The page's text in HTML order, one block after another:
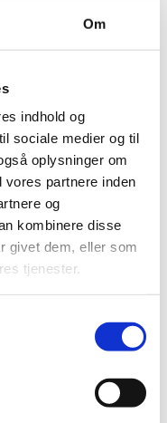
Om
indhold og
sociale medier og til
oplysninger om
partnere inden
og
kombinere disse
givet dem, eller som
tjenester.
måneder ud over
ved ind- og
anerkendes ved
og udrejse.
transitland på
eller et EU-
pas kan medføre,